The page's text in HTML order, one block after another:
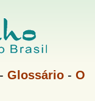
Glossário- O